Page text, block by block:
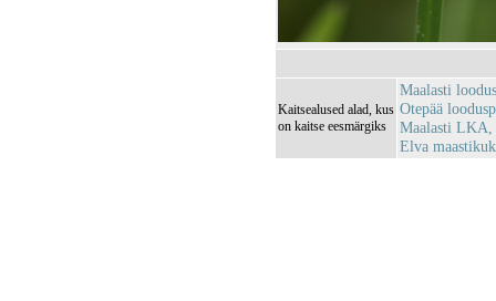
Kaitsealused alad, kus
on kaitse eesmärgiks
Maalasti
Otepää
Maalasti LKA,
Elva